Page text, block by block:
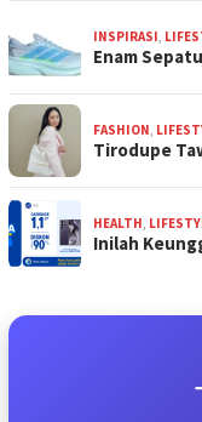
INSPIRASI,
Enam
FASHION,
Tirodupe
HEALTH,
Inilah